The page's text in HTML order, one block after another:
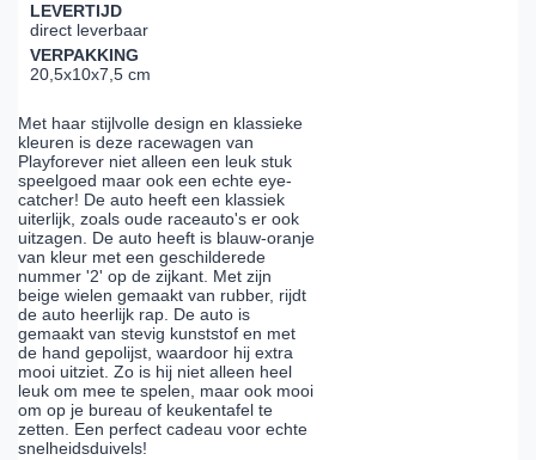
LEVERTIJD
direct leverbaar
VERPAKKING
20,5x10x7,5 cm
Met haar stijlvolle design en klassieke
kleuren is deze racewagen van
Playforever niet alleen een leuk stuk
speelgoed maar ook een echte eye-
catcher! De auto heeft een klassiek
uiterlijk, zoals oude raceauto's er ook
uitzagen. De auto heeft is blauw-oranje
van kleur met een geschilderede
nummer '2' op de zijkant. Met zijn
beige wielen gemaakt van rubber, rijdt
de auto heerlijk rap. De auto is
gemaakt van stevig kunststof en met
de hand gepolijst, waardoor hij extra
mooi uitziet. Zo is hij niet alleen heel
leuk om mee te spelen, maar ook mooi
om op je bureau of keukentafel te
zetten. Een perfect cadeau voor echte
snelheidsduivels!